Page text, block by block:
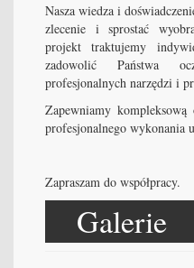
Nasza wiedza i
zlecenie i sprostać
projekt traktujemy
zadowolić Państwa
profesjonalnych narzędzi i
Zapewniamy kompleksową
profesjonalnego wykonania
Zapraszam do współpracy.
Galerie